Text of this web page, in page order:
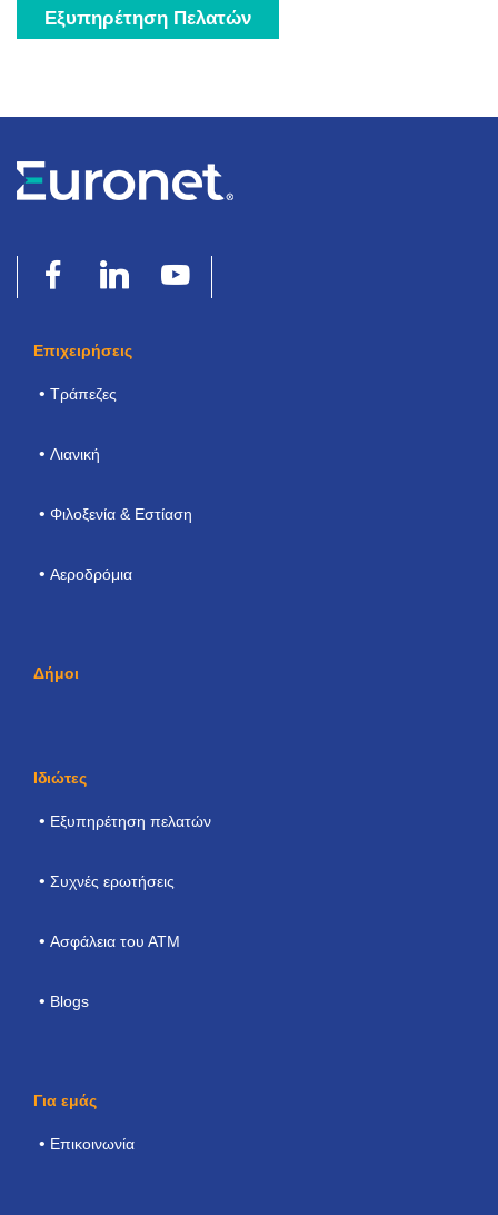
Εξυπηρέτηση Πελατών
Επιχειρήσεις
Τράπεζες
Λιανική
Φιλοξενία & Εστίαση
Αεροδρόμια
Δήμοι
Ιδιώτες
Εξυπηρέτηση πελατών
Συχνές ερωτήσεις
Ασφάλεια του ΑΤΜ
Blogs
Για εμάς
Επικοινωνία